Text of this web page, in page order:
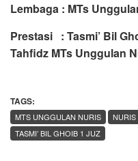
Lembaga : MTs
Prestasi : Tasmi’ Bil
Tahfidz MTs Unggulan
TAGS:
MTS UNGGULAN NURIS NURIS
TASMI’ BIL GHOIB 1 JUZ